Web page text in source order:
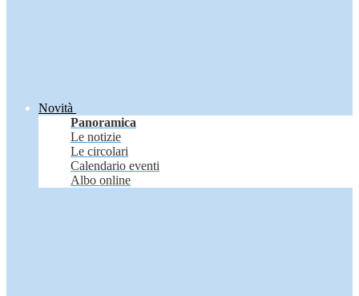
Novità
Panoramica
Le notizie
Le circolari
Calendario eventi
Albo online